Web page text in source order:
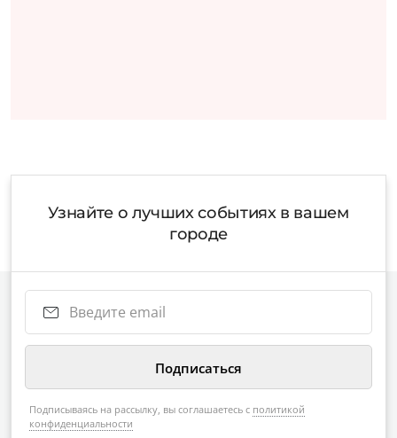
Узнайте о лучших событиях в вашем
городе
Подписываясь на рассылку, вы соглашаетесь с политикой
конфиденциальности